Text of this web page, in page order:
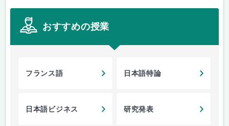
おすすめの授業
フランス語 日本語特論
日本語ビジネス 研究発表